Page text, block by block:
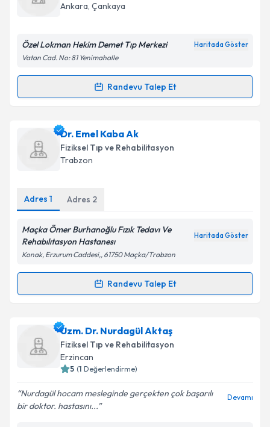
Ankara, Çankaya
Özel Lokman Hekim Demet Tıp Merkezi Haritada Göster
Vatan Cad. No: 81 Yenimahalle
Randevu Talep Et
Randevu Takvimi Talebi
Uzm. Dr. Özlem Dereniçin randevu takvimi talebi
oluşturun. Size bu uzmandan randevu almanız için bir
takvim hazırlandığında e-posta ile bilgilendireceğiz.
Kişisel verilerimin işlenmesine ilişkin
Aydınlatma
Metni'ni okudum ve kişisel verilerimin belirtilen
Dr. Emel Kaba Ak
Fiziksel Tıp ve Rehabilitasyon
Trabzon
Adres 1 Adres 2
Maçka Ömer Burhanoğlu Fızık Tedavı Ve
Rehabılıtasyon Hastanesı
Haritada Göster
Konak, Erzurum Caddesi,, 61750 Maçka/Trabzon
Randevu Talep Et
Randevu Takvimi Talebi
Dr. Emel Kaba Akiçin randevu takvimi talebi
oluşturun. Size bu uzmandan randevu almanız için bir
takvim hazırlandığında e-posta ile bilgilendireceğiz.
Uzm. Dr. Nurdagül Aktaş
Fiziksel Tıp ve Rehabilitasyon
Erzincan
5 (1 Değerlendirme)
Nurdagül hocam mesleginde gerçekten çok başarılı
bir doktor. hastasını...
Devamı